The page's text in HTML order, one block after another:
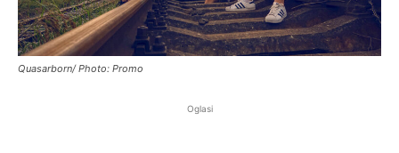
Quasarborn/ Photo: Promo
Oglasi